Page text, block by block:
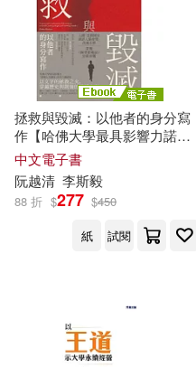
仲月かな(21)
香乃子(21)
三星マユハ(20)
千月さかき(20)
本書編寫組(20)
禾馬(112)
上海三聯書店(110)
廣西師範大學出版社
大塊文化(108)
台灣角川直條式漫畫
拯救與毀滅：以他者的身分寫
作【哈佛大學最具影響力諾頓
人文講座系列六講】 (電子書)
中文電子書
阮越清 李斯毅
88 折 $277 $450
紙
試閱